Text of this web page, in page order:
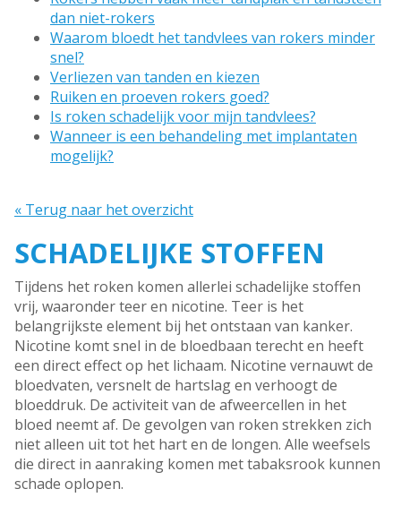
dan niet-rokers
Waarom bloedt het tandvlees van rokers minder
snel?
Verliezen van tanden en kiezen
Ruiken en proeven rokers goed?
Is roken schadelijk voor mijn tandvlees?
Wanneer is een behandeling met implantaten
mogelijk?
« Terug naar het overzicht
SCHADELIJKE STOFFEN
Tijdens het roken komen allerlei schadelijke stoffen
vrij, waaronder teer en nicotine. Teer is het
belangrijkste element bij het ontstaan van kanker.
Nicotine komt snel in de bloedbaan terecht en heeft
een direct effect op het lichaam. Nicotine vernauwt de
bloedvaten, versnelt de hartslag en verhoogt de
bloeddruk. De activiteit van de afweercellen in het
bloed neemt af. De gevolgen van roken strekken zich
niet alleen uit tot het hart en de longen. Alle weefsels
die direct in aanraking komen met tabaksrook kunnen
schade oplopen.